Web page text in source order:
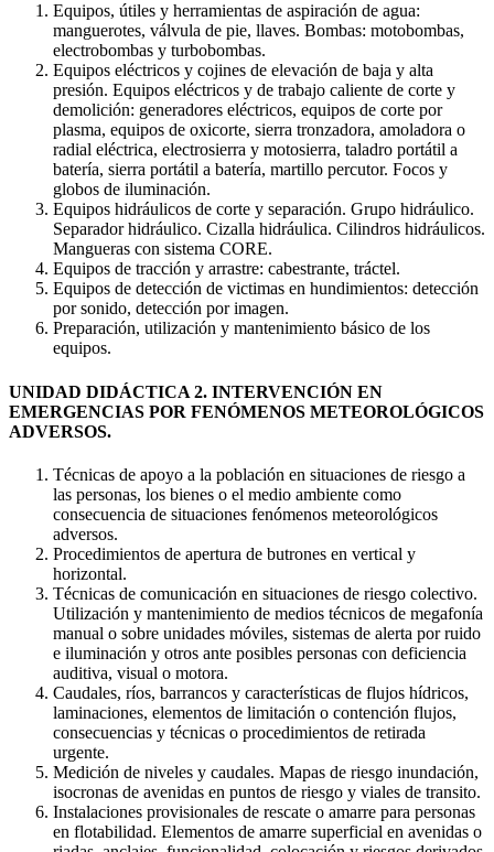
Equipos, útiles y herramientas de aspiración de agua:
manguerotes, válvula de pie, llaves. Bombas: motobombas,
electrobombas y turbobombas.
Equipos eléctricos y cojines de elevación de baja y alta
presión. Equipos eléctricos y de trabajo caliente de corte y
demolición: generadores eléctricos, equipos de corte por
plasma, equipos de oxicorte, sierra tronzadora, amoladora o
radial eléctrica, electrosierra y motosierra, taladro portátil a
batería, sierra portátil a batería, martillo percutor. Focos y
globos de iluminación.
Equipos hidráulicos de corte y separación. Grupo hidráulico.
Separador hidráulico. Cizalla hidráulica. Cilindros hidráulicos.
Mangueras con sistema CORE.
Equipos de tracción y arrastre: cabestrante, tráctel.
Equipos de detección de victimas en hundimientos: detección
por sonido, detección por imagen.
Preparación, utilización y mantenimiento básico de los
equipos.
UNIDAD DIDÁCTICA 2. INTERVENCIÓN EN
EMERGENCIAS POR FENÓMENOS METEOROLÓGICOS
ADVERSOS.
Técnicas de apoyo a la población en situaciones de riesgo a
las personas, los bienes o el medio ambiente como
consecuencia de situaciones fenómenos meteorológicos
adversos.
Procedimientos de apertura de butrones en vertical y
horizontal.
Técnicas de comunicación en situaciones de riesgo colectivo.
Utilización y mantenimiento de medios técnicos de megafonía
manual o sobre unidades móviles, sistemas de alerta por ruido
e iluminación y otros ante posibles personas con deficiencia
auditiva, visual o motora.
Caudales, ríos, barrancos y características de flujos hídricos,
laminaciones, elementos de limitación o contención flujos,
consecuencias y técnicas o procedimientos de retirada
urgente.
Medición de niveles y caudales. Mapas de riesgo inundación,
isocronas de avenidas en puntos de riesgo y viales de transito.
Instalaciones provisionales de rescate o amarre para personas
en flotabilidad. Elementos de amarre superficial en avenidas o